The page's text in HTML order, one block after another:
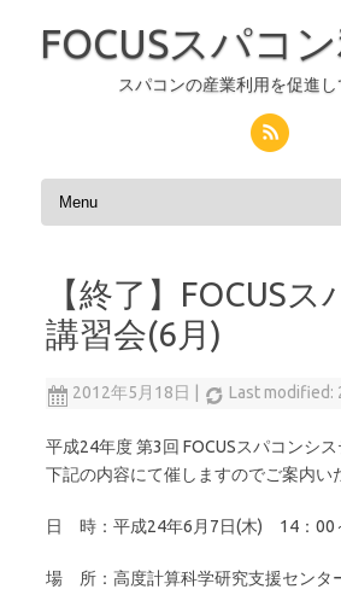
FOCUSスパコ
スパコンの産業利用を促進し
コンテンツへスキップ
【終了】FOCUS
講習会(6月)
2012年5月18日 Last modified:
平成24年度 第3回 FOCUSスパコンシ
下記の内容にて催しますのでご案内い
日 時：平成24年6月7日(木) 14：00
場 所：高度計算科学研究支援センタ